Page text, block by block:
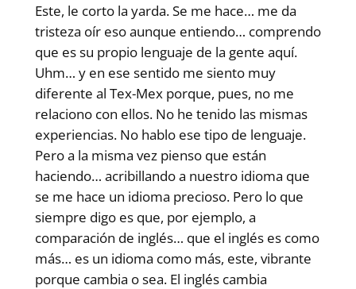
Este, le corto la yarda. Se me hace… me da
tristeza oír eso aunque entiendo… comprendo
que es su propio lenguaje de la gente aquí.
Uhm… y en ese sentido me siento muy
diferente al Tex-Mex porque, pues, no me
relaciono con ellos. No he tenido las mismas
experiencias. No hablo ese tipo de lenguaje.
Pero a la misma vez pienso que están
haciendo… acribillando a nuestro idioma que
se me hace un idioma precioso. Pero lo que
siempre digo es que, por ejemplo, a
comparación de inglés… que el inglés es como
más… es un idioma como más, este, vibrante
porque cambia o sea. El inglés cambia